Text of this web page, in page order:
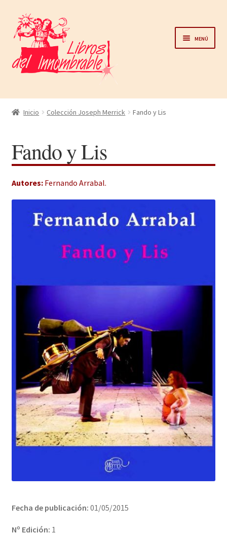
navegación
al
contenido
Menú
Home
Noticias
Autores
Sobre nosotros
Inicio Colección Joseph Merrick Fando y Lis
Fando y Lis
Autores: Fernando Arrabal.
Fecha de publicación: 01/05/2015
Nº Edición: 1